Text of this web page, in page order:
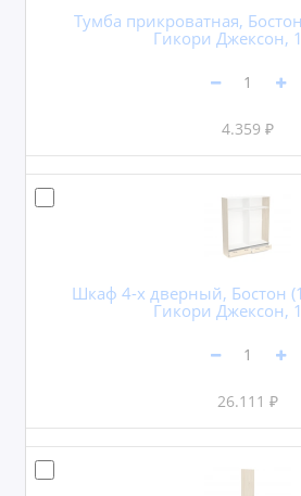
Тумба прикроватная,
Гикори Джексон,
4.359 ₽
Шкаф 4-х дверный, Бостон
Гикори Джексон,
26.111 ₽